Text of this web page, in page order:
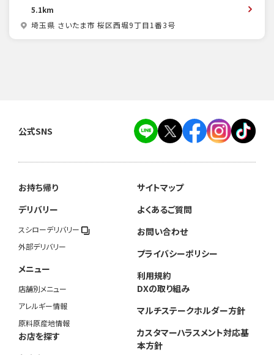
5.1km
埼玉県 さいたま市 桜区西堀9丁目1番3号
公式SNS
お持ち帰り
デリバリー
スシローデリバリー
外部デリバリー
メニュー
店舗別メニュー
アレルギー情報
原料原産地情報
お店を探す
サイトマップ
よくあるご質問
お問い合わせ
プライバシーポリシー
利用規約
DXの取り組み
マルチステークホルダー方針
カスタマーハラスメント対応基
本方針